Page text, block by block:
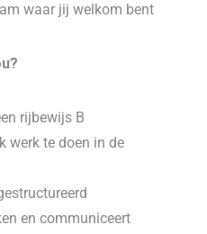
waar jij welkom bent
rijbewijs B
werk te doen in de
en communiceert